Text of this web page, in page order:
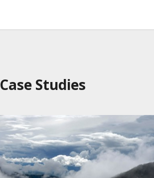
Case Studies